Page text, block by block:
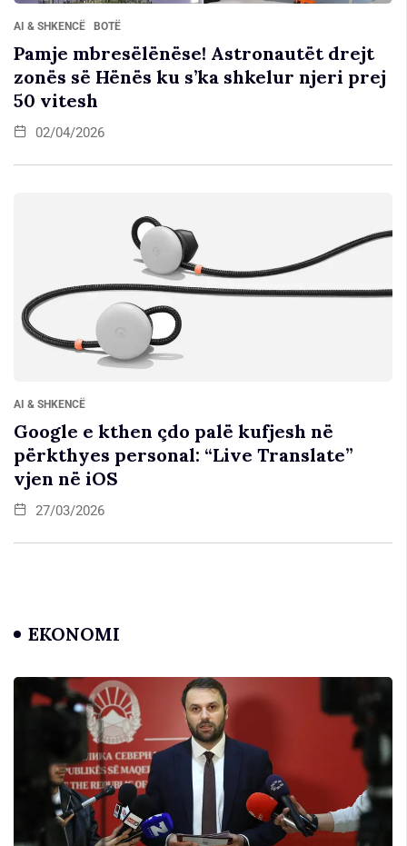
AI & SHKENCË BOTË
Pamje mbresëlënëse! Astronautët drejt
zonës së Hënës ku s’ka shkelur njeri prej
50 vitesh
02/04/2026
AI & SHKENCË
Google e kthen çdo palë kufjesh në
përkthyes personal: “Live Translate”
vjen në iOS
27/03/2026
EKONOMI